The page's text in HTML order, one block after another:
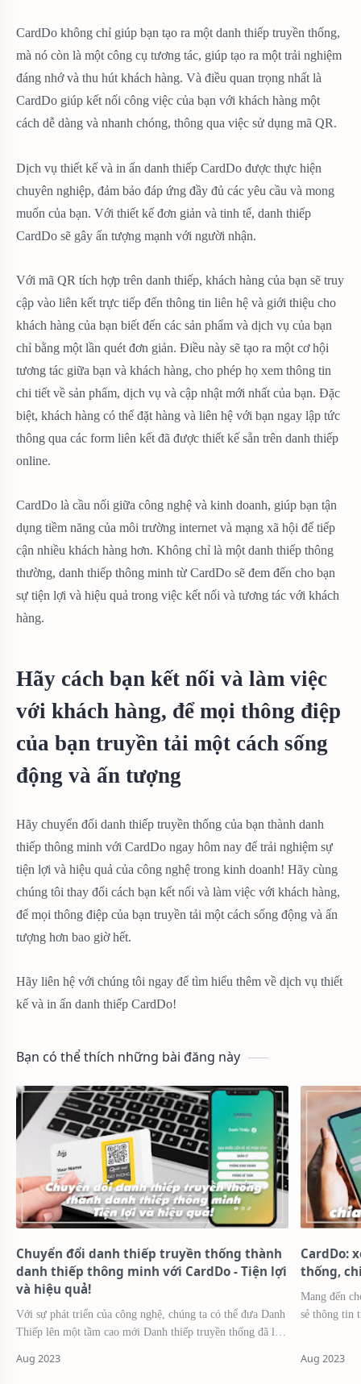
CardDo không chỉ giúp bạn tạo ra một danh thiếp truyền thống,
mà nó còn là một công cụ tương tác, giúp tạo ra một trải nghiệm
đáng nhớ và thu hút khách hàng. Và điều quan trọng nhất là
CardDo giúp kết nối công việc của bạn với khách hàng một
cách dễ dàng và nhanh chóng, thông qua việc sử dụng mã QR.
Dịch vụ thiết kế và in ấn danh thiếp CardDo được thực hiện
chuyên nghiệp, đảm bảo đáp ứng đầy đủ các yêu cầu và mong
muốn của bạn. Với thiết kế đơn giản và tinh tế, danh thiếp
CardDo sẽ gây ấn tượng mạnh với người nhận.
Với mã QR tích hợp trên danh thiếp, khách hàng của bạn sẽ truy
cập vào liên kết trực tiếp đến thông tin liên hệ và giới thiệu cho
khách hàng của bạn biết đến các sản phẩm và dịch vụ của bạn
chỉ bằng một lần quét đơn giản. Điều này sẽ tạo ra một cơ hội
tương tác giữa bạn và khách hàng, cho phép họ xem thông tin
chi tiết về sản phẩm, dịch vụ và cập nhật mới nhất của bạn. Đặc
biệt, khách hàng có thể đặt hàng và liên hệ với bạn ngay lập tức
thông qua các form liên kết đã được thiết kế sẵn trên danh thiếp
online.
CardDo là cầu nối giữa công nghệ và kinh doanh, giúp bạn tận
dụng tiềm năng của môi trường internet và mạng xã hội để tiếp
cận nhiều khách hàng hơn. Không chỉ là một danh thiếp thông
thường, danh thiếp thông minh từ CardDo sẽ đem đến cho bạn
sự tiện lợi và hiệu quả trong việc kết nối và tương tác với khách
hàng.
Hãy cách bạn kết nối và làm việc
với khách hàng, để mọi thông điệp
của bạn truyền tải một cách sống
động và ấn tượng
Hãy chuyển đổi danh thiếp truyền thống của bạn thành danh
thiếp thông minh với CardDo ngay hôm nay để trải nghiệm sự
tiện lợi và hiệu quả của công nghệ trong kinh doanh! Hãy cùng
chúng tôi thay đổi cách bạn kết nối và làm việc với khách hàng,
để mọi thông điệp của bạn truyền tải một cách sống động và ấn
tượng hơn bao giờ hết.
Hãy liên hệ với chúng tôi ngay để tìm hiểu thêm về dịch vụ thiết
kế và in ấn danh thiếp CardDo!
Bạn có thể thích những bài đăng này
Chuyển đổi danh thiếp truyền thống thành
danh thiếp thông minh với CardDo - Tiện lợi
và hiệu quả!
Với sự phát triển của công nghệ, chúng ta có thể đưa Danh
Thiếp lên một tầm cao mới Danh thiếp truyền thống đã là
CardDo:
thống,
Mang đến
sẻ thông tin trực tuyến và tương tác tức